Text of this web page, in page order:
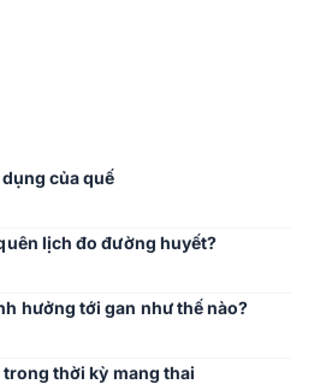
của quế
lịch đo đường huyết?
hưởng tới gan như thế nào?
thời kỳ mang thai